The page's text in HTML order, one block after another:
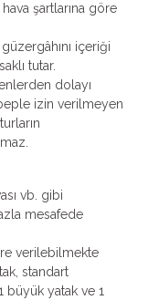
şartlarına göre
içeriği
tutar.
dolayı
izin verilmeyen
vb. gibi
mesafede
verilebilmekte
standart
büyük yatak ve 1